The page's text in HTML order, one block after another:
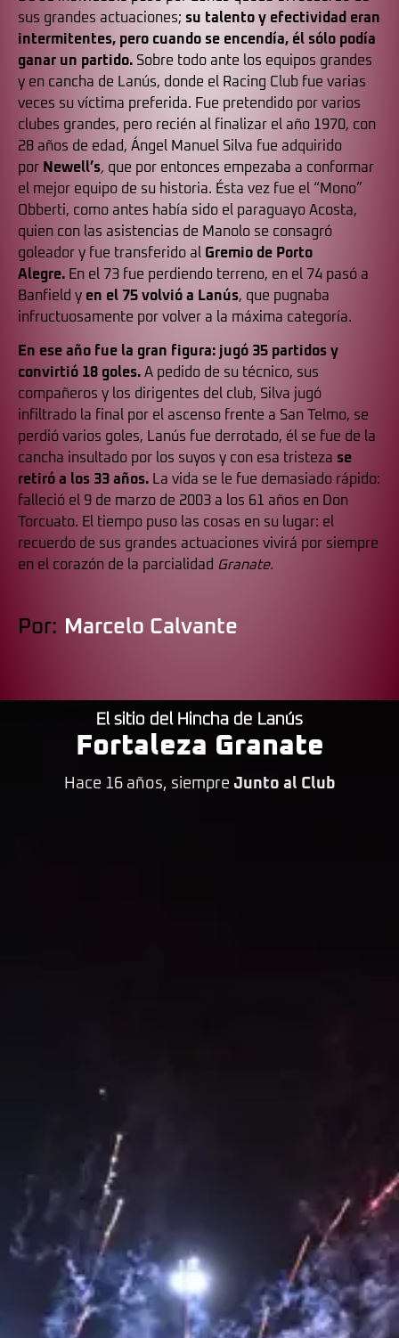
sus grandes actuaciones; su talento y efectividad eran
intermitentes, pero cuando se encendía, él sólo podía
ganar un partido. Sobre todo ante los equipos grandes
y en cancha de Lanús, donde el Racing Club fue varias
veces su víctima preferida. Fue pretendido por varios
clubes grandes, pero recién al finalizar el año 1970, con
28 años de edad, Ángel Manuel Silva fue adquirido
por Newell’s, que por entonces empezaba a conformar
el mejor equipo de su historia. Ésta vez fue el “Mono”
Obberti, como antes había sido el paraguayo Acosta,
quien con las asistencias de Manolo se consagró
goleador y fue transferido al Gremio de Porto
Alegre. En el 73 fue perdiendo terreno, en el 74 pasó a
Banfield y en el 75 volvió a Lanús, que pugnaba
infructuosamente por volver a la máxima categoría.
En ese año fue la gran figura: jugó 35 partidos y
convirtió 18 goles. A pedido de su técnico, sus
compañeros y los dirigentes del club, Silva jugó
infiltrado la final por el ascenso frente a San Telmo, se
perdió varios goles, Lanús fue derrotado, él se fue de la
cancha insultado por los suyos y con esa tristeza se
retiró a los 33 años. La vida se le fue demasiado rápido:
falleció el 9 de marzo de 2003 a los 61 años en Don
Torcuato. El tiempo puso las cosas en su lugar: el
recuerdo de sus grandes actuaciones vivirá por siempre
en el corazón de la parcialidad Granate.
Por: Marcelo Calvante
El sitio del Hincha de Lanús
Fortaleza Granate
Hace 16 años, siempre Junto al Club